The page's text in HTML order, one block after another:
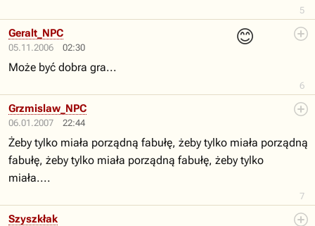
5
05.11.2006 02:30
😊
6
Geralt_NPC
Może być dobra gra...
06.01.2007 22:44
7
Grzmislaw_NPC
Żeby tylko miała porządną fabułę, żeby tylko miała porządną
fabułę, żeby tylko miała porządną fabułę, żeby tylko
miała....
Szyszkłak